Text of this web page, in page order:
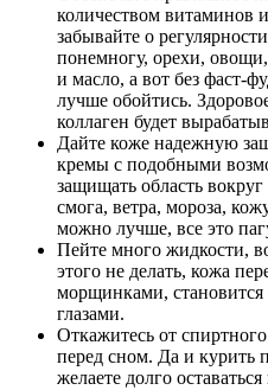
количеством витаминов
забывайте о
понемногу, орехи,
и масло, а вот без фаст-
лучше обойтись.
коллаген будет
Дайте коже надежную
кремы с подобными
защищать область
смога, ветра, мороза,
можно лучше, все это
Пейте много жидкости,
этого не делать, кожа
морщинками,
глазами.
Откажитесь от
перед сном. Да и курить
желаете долго